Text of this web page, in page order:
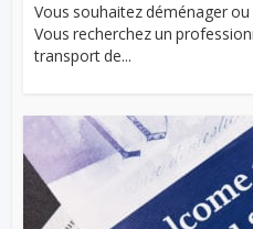
Vous souhaitez déménager
Vous recherchez un
transport de...